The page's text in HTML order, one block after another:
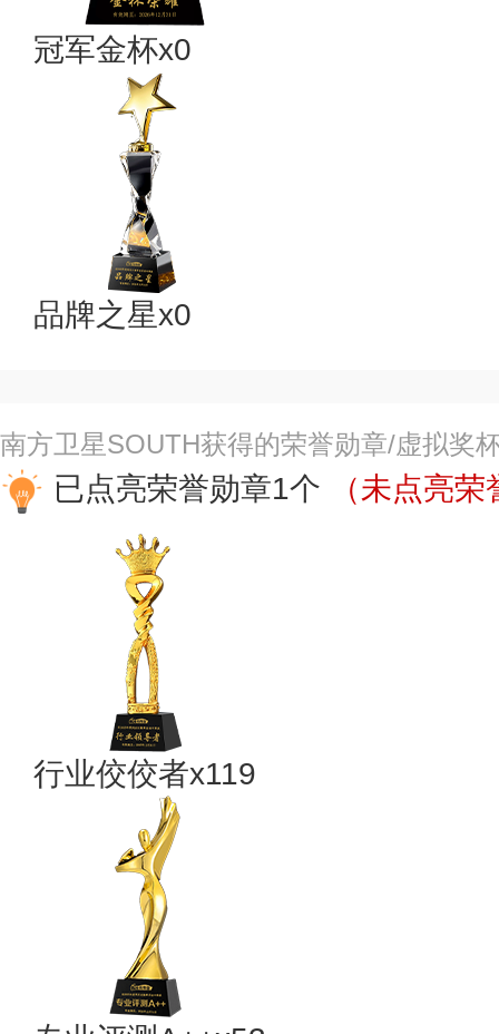
冠军金杯x0
品牌之星x0
南方卫星SOUTH获得的荣誉勋章/虚拟奖
已点亮荣誉勋章1个 （未点亮
行业佼佼者x119